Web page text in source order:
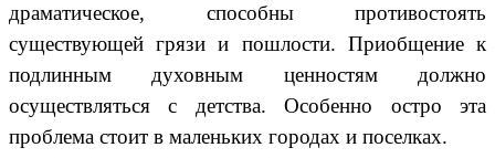
драматическое, способны противостоять
существующей грязи и пошлости. Приобщение к
подлинным духовным ценностям должно
осуществляться с детства. Особенно остро эта
проблема стоит в маленьких городах и поселках.